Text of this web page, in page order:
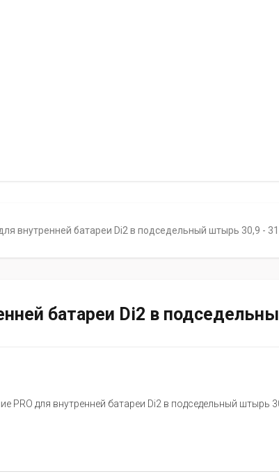
внутренней батареи Di2 в подседельный штырь 30,9 -
батареи Di2 в
PRO для внутренней батареи Di2 в подседельный штырь